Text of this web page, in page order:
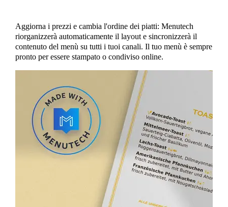
Aggiorna i prezzi e cambia l'ordine dei piatti: Menutech
riorganizzerà automaticamente il layout e sincronizzerà il
contenuto del menù su tutti i tuoi canali. Il tuo menù è sempre
pronto per essere stampato o condiviso online.